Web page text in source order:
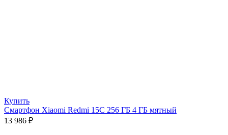
Купить
Смартфон Xiaomi Redmi 15C 256 ГБ 4 ГБ мятный
13 986 ₽